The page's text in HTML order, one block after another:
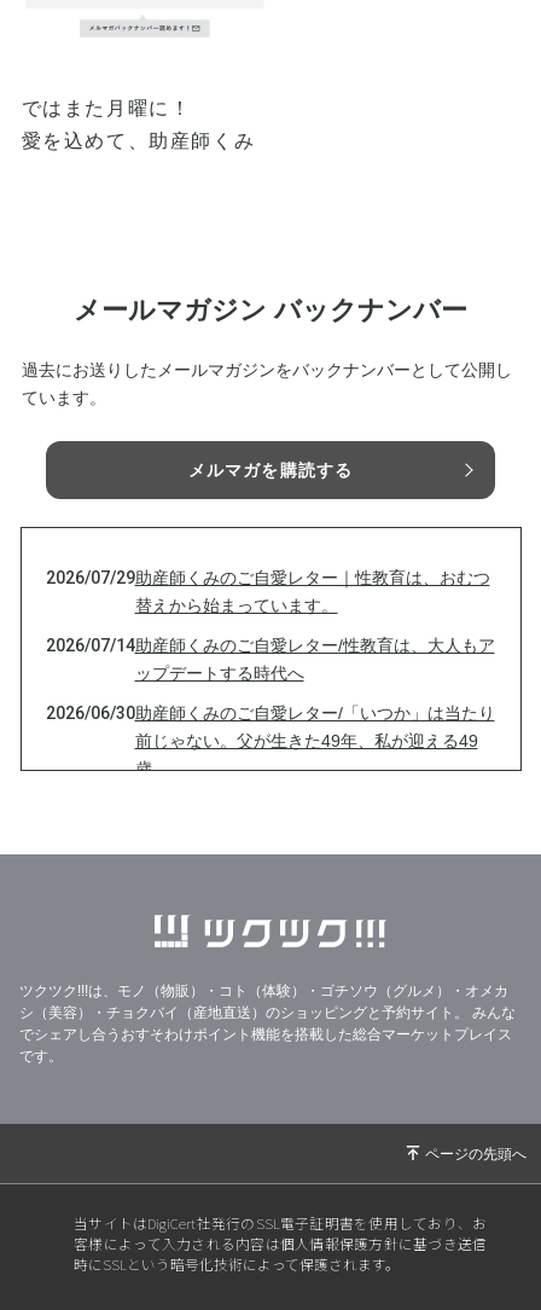
ではまた月曜に！
愛を込めて、助産師くみ
メールマガジン バックナンバー
過去にお送りしたメールマガジンをバックナンバーとして公開し
ています。
メルマガを購読する
2026/07/29助産師くみのご自愛レター｜性教育は、おむつ
替えから始まっています。
2026/07/14助産師くみのご自愛レター/性教育は、大人もア
ップデートする時代へ
2026/06/30助産師くみのご自愛レター/「いつか」は当たり
前じゃない。父が生きた49年、私が迎える49
歳。
助産師くみのご自愛レター/がんばり屋さんほ
2026/05/02 【助産師くみのご自愛レター】満月の日、自分
を満たすケアを。
助産師くみのご自愛レター｜新しいスタートの
2026/03/20 助産師くみのご自愛レター【春分の日、わたし
に戻る日】
ツクツク!!!は、モノ（物販）・コト（体験）・ゴチソウ（グルメ）・オメカ
シ（美容）・チョクバイ（産地直送）のショッピングと予約サイト。
みんな
でシェアし合うおすそわけポイント機能を搭載した総合マーケットプレイス
です。
当サイトはDigiCert社発行のSSL電子証明書を使用しており、お
客様によって入力される内容は個人情報保護方針に基づき送信
時にSSLという暗号化技術によって保護されます。